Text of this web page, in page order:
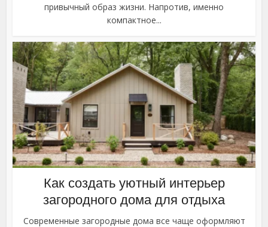
привычный образ жизни. Напротив, именно
компактное...
Как создать уютный интерьер
загородного дома для отдыха
Современные загородные дома все чаще оформляют